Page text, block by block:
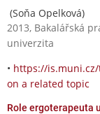
(Soňa Opelková)
2013, Bakalářská
univerzita
• https://
on a related topic
Role ergoterapeuta